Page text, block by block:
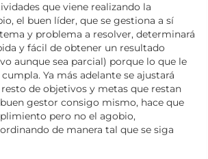
que viene realizando la
el buen líder, que se gestiona a sí
y problema a resolver, determinará
y fácil de obtener un resultado
aunque sea parcial) porque lo que le
Ya más adelante se ajustará
de objetivos y metas que restan
gestor consigo mismo, hace que
pero no el agobio,
de manera tal que se siga